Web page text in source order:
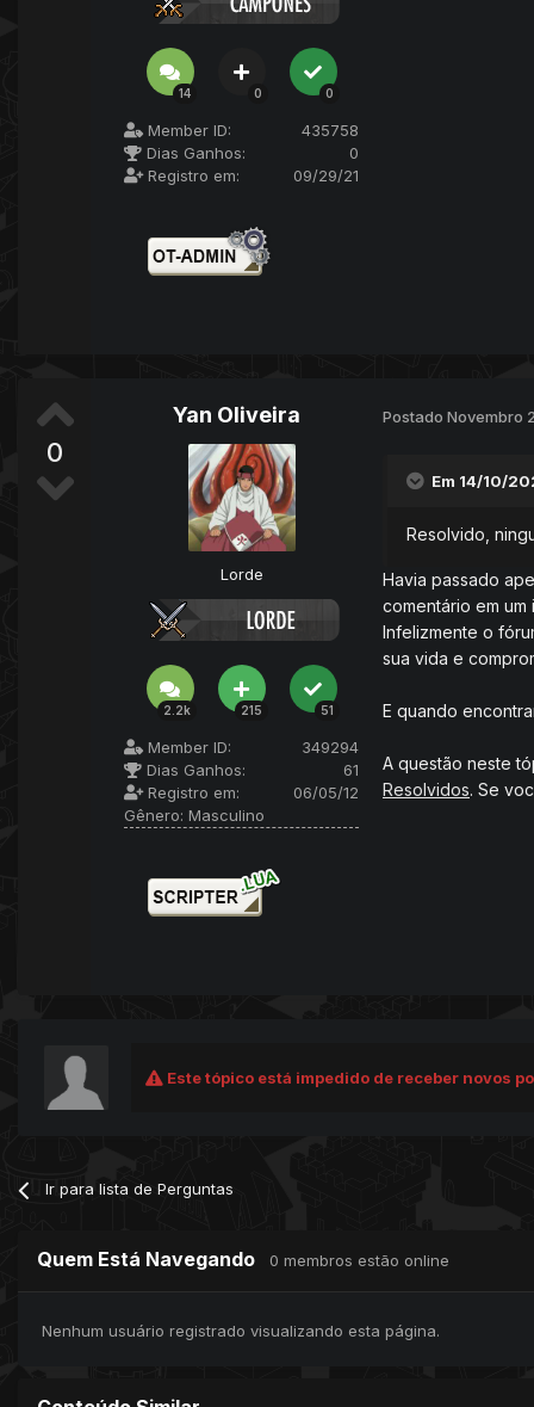
14 0 0
Member ID:
435758
Dias Ganhos:
0
Registro em:
09/29/21
0
Yan Oliveira
Lorde
2.2k 215 51
Member ID:
349294
Dias Ganhos:
61
Registro em:
06/05/12
Gênero: Masculino
Postado Novembro
Em 14/10/
Resolvido,
Havia passado
comentário em
Infelizmente o
sua vida e
E quando
A questão neste
Resolvidos. Se
Este tópico está impedido de receber novos
Ir para lista de Perguntas
Quem Está Navegando 0 membros estão online
Nenhum usuário registrado visualizando esta página.